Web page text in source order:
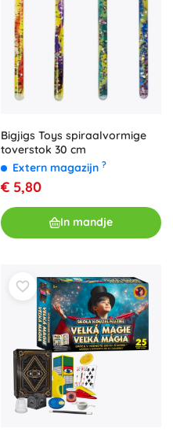
Bigjigs Toys spiraalvormige
toverstok 30 cm
Extern magazijn ?
€ 5,80
In mandje